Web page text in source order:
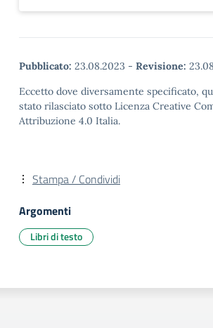
Pubblicato: 23.08.2023 - Revisione:
Eccetto dove diversamente specificato,
stato rilasciato sotto Licenza Creative
Attribuzione 4.0 Italia.
Stampa / Condividi
Argomenti
Libri di testo